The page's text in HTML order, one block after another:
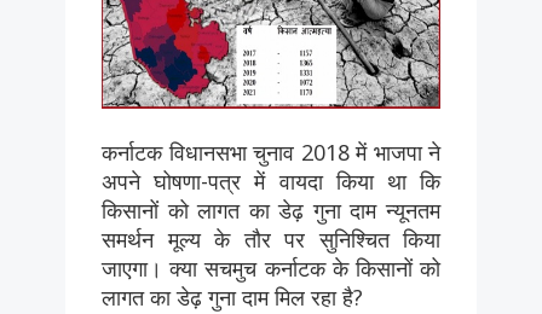
कर्नाटक विधानसभा चुनाव 2018 में भाजपा ने
अपने घोषणा-पत्र में वायदा किया था कि
किसानों को लागत का डेढ़ गुना दाम न्यूनतम
समर्थन मूल्य के तौर पर सुनिश्चित किया
जाएगा। क्या सचमुच कर्नाटक के किसानों को
लागत का डेढ़ गुना दाम मिल रहा है?